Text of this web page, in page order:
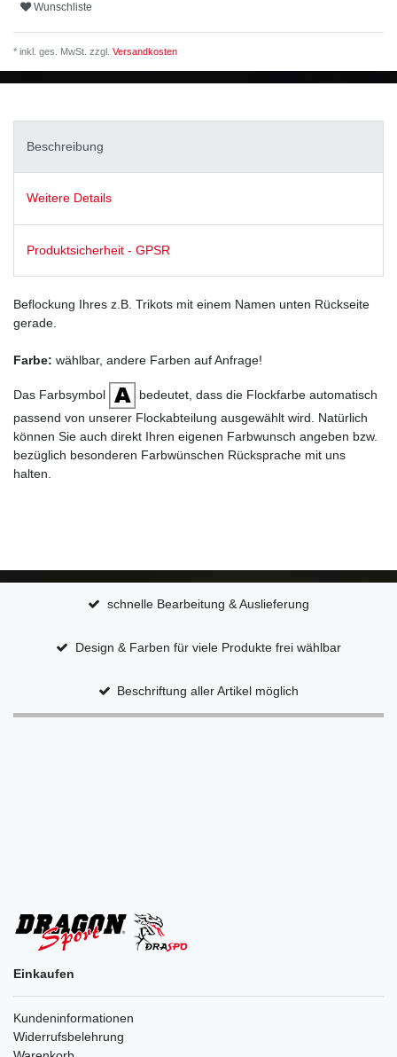
Wunschliste
* inkl. ges. MwSt. zzgl. Versandkosten
Beschreibung
Weitere Details
Produktsicherheit - GPSR
Beflockung Ihres z.B. Trikots mit einem Namen unten Rückseite
gerade.
Farbe: wählbar, andere Farben auf Anfrage!
Das Farbsymbol
bedeutet, dass die Flockfarbe automatisch
passend von unserer Flockabteilung ausgewählt wird. Natürlich
können Sie auch direkt Ihren eigenen Farbwunsch angeben bzw.
bezüglich besonderen Farbwünschen Rücksprache mit uns
halten.
schnelle Bearbeitung & Auslieferung
Design & Farben für viele Produkte frei wählbar
Beschriftung aller Artikel möglich
Einkaufen
Kundeninformationen
Widerrufsbelehrung